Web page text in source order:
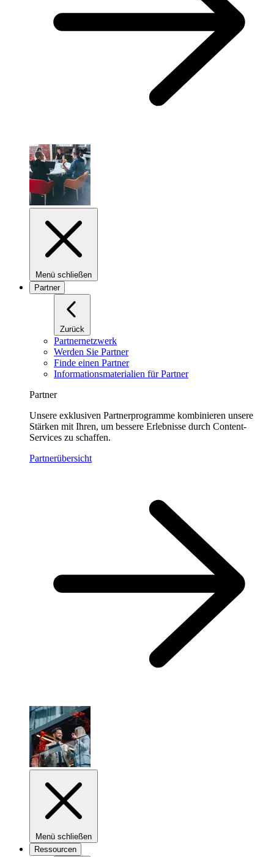
Menü schließen
Partner
Zurück
Partnernetzwerk
Werden Sie Partner
Finde einen Partner
Informationsmaterialien für Partner
Partner
Unsere exklusiven Partnerprogramme kombinieren unsere
Stärken mit Ihren, um bessere Erlebnisse durch Content-
Services zu schaffen.
Partnerübersicht
Menü schließen
Ressourcen